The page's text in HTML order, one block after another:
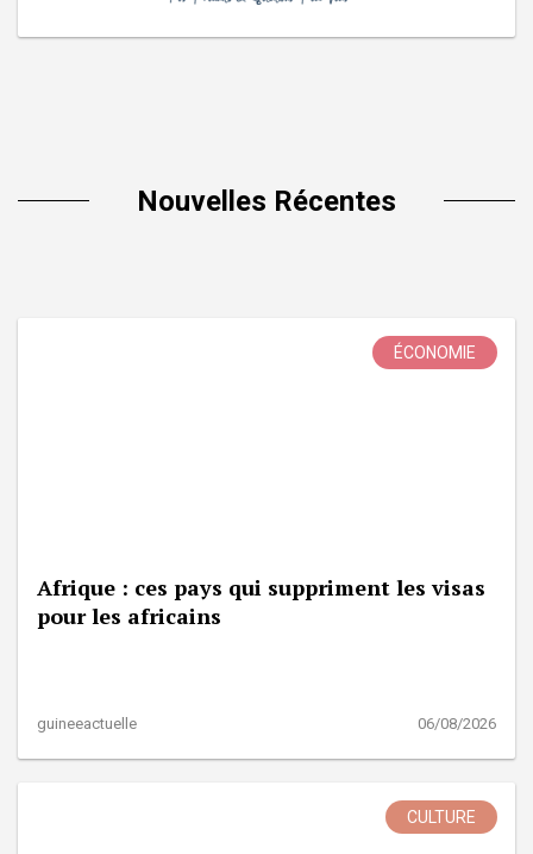
Nouvelles Récentes
ÉCONOMIE
Afrique : ces pays qui suppriment les visas
pour les africains
guineeactuelle 06/08/2026
CULTURE